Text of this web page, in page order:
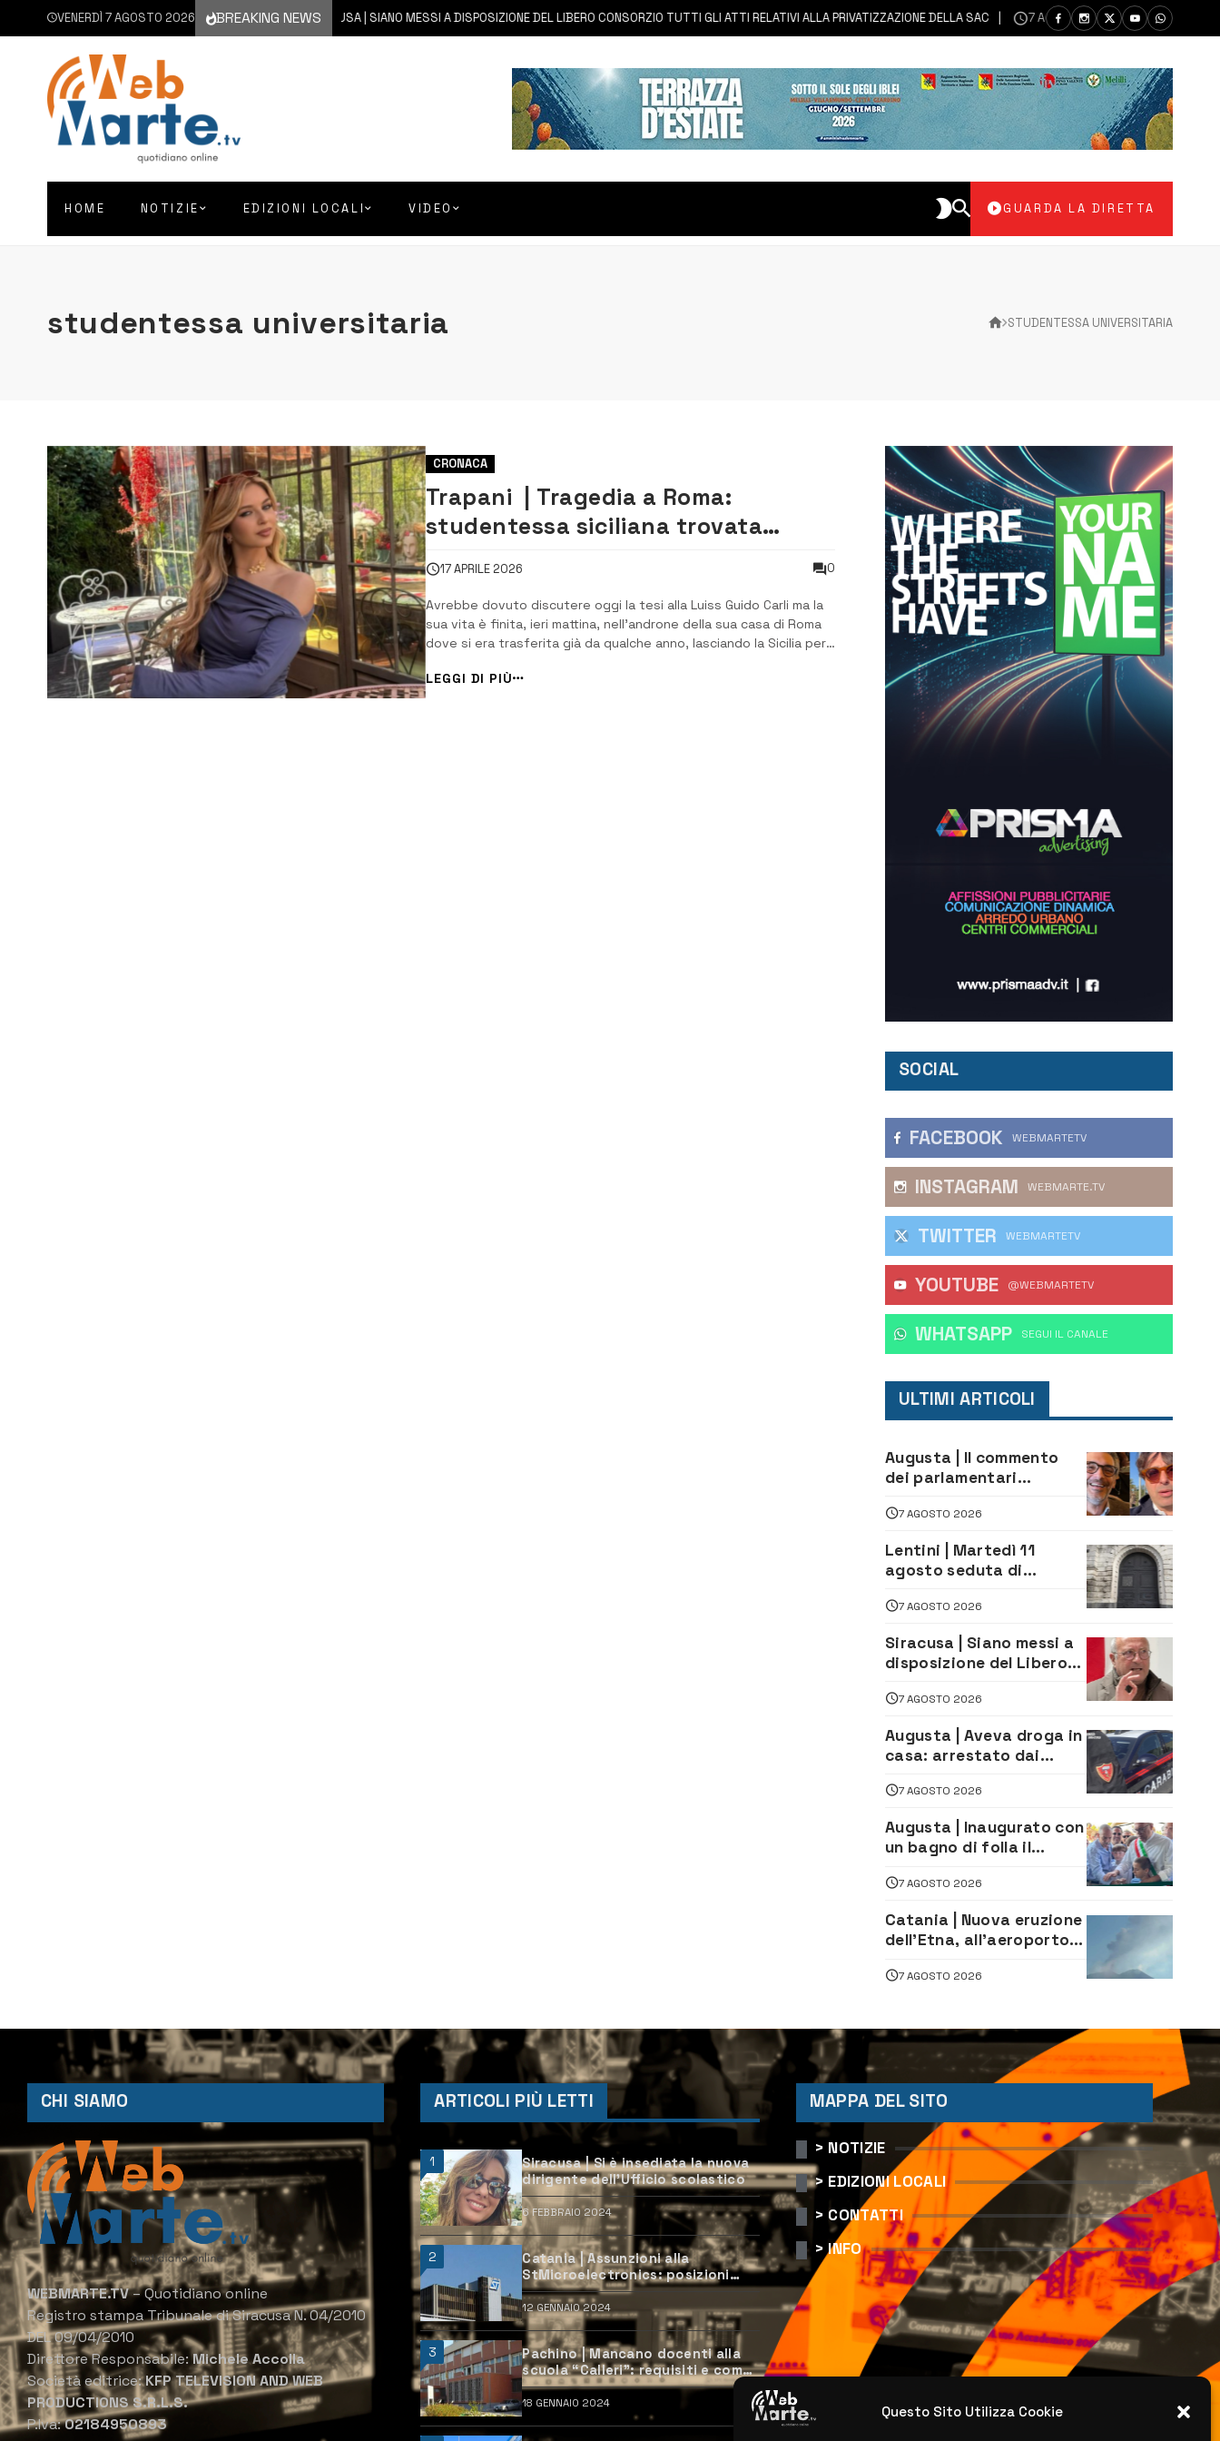
Questo Sito Utilizza Cookie
VENERDÌ 7 AGOSTO 2026 BREAKING NEWS
7 AGOSTO 2026 SIRACUSA | SIANO MESSI A DISPOSIZIONE DEL LIBERO CONSORZIO TUTTI GLI ATTI RELATIVI ALLA PRIVATIZZAZIONE DELLA SAC 7 AGOSTO 2026 AUGUSTA |
HOME NOTIZIE EDIZIONI LOCALI VIDEO GUARDA LA DIRETTA
STUDENTESSA UNIVERSITARIA
studentessa universitaria
CRONACA
Trapani | Tragedia a Roma:
studentessa siciliana trovata
senza vita. Aveva 23 anni
17 APRILE 2026 0
Avrebbe dovuto discutere oggi la tesi alla Luiss Guido Carli ma la
sua vita è finita, ieri mattina, nell’androne della sua casa di Roma
dove si era trasferita già da qualche anno, lasciando la Sicilia per
studiare all’ università capitolina. Qui è stata trovata morta a soli
23 anni Miriam Indelicato, studentessa siciliana cresciuta nel
[&helli...
LEGGI DI PIÙ
SOCIAL
FACEBOOK WEBMARTETV
INSTAGRAM WEBMARTE.TV
TWITTER WEBMARTETV
YOUTUBE @WEBMARTETV
WHATSAPP ‎SEGUI IL CANALE
ULTIMI ARTICOLI
Augusta | Il commento
dei parlamentari
firma del contatto per il
depuratore
7 AGOSTO 2026
Lentini | Martedì 11
agosto seduta di
7 AGOSTO 2026
Siracusa | Siano messi a
disposizione del Libero
relativi alla
privatizzazione della Sac
7 AGOSTO 2026
Augusta | Aveva droga in
casa: arrestato dai
7 AGOSTO 2026
Augusta | Inaugurato con
un bagno di folla il
Moro
7 AGOSTO 2026
Catania | Nuova eruzione
dell’Etna, all’aeroporto
dirottati
7 AGOSTO 2026
CHI SIAMO
WEBMARTE.TV– Quotidiano online
Registro stampa Tribunale di Siracusa N. 04/2010
DEL 09/04/2010
Direttore Responsabile:Michele Accolla
Società editrice:KFP TELEVISION AND WEB
PRODUCTIONS S.R.L.S.
P.Iva:02184950893
ARTICOLI PIÙ LETTI
1
Siracusa | Si è insediata la nuova
dirigente dell’Ufficio scolastico
6 FEBBRAIO 2024
2
Catania | Assunzioni alla
StMicroelectronics: posizioni
aperte e come candidarsi
12 GENNAIO 2024
3
Pachino | Mancano docenti alla
scuola “Calleri”: requisiti e come
candidarsi
18 GENNAIO 2024
MAPPA DEL SITO
> NOTIZIE
> EDIZIONI LOCALI
> CONTATTI
> INFO